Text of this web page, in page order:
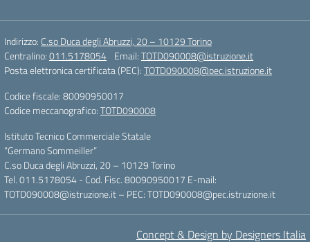
Indirizzo: C.so Duca degli Abruzzi, 20 – 10129 Torino
Centralino:011.5178054 Email:TOTD090008@istruzione.it
Posta elettronica certificata (PEC):TOTD090008@pec.istruzione.it
Codice fiscale: 80090950017
Codice meccanografico:TOTD090008
Istituto Tecnico Commerciale Statale
“Germano Sommeiller”
C.so Duca degli Abruzzi, 20 – 10129 Torino
Tel. 011.5178054 - Cod. Fisc. 80090950017 E-mail:
TOTD090008@istruzione.it – PEC: TOTD090008@pec.istruzione.it
Concept & Design by Designers Italia